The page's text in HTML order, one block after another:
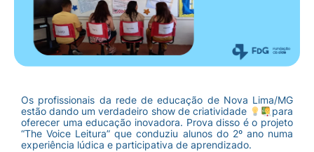
Os profissionais da rede de educação de Nova Lima/MG
estão dando um verdadeiro show de criatividade
para
oferecer uma educação inovadora. Prova disso é o projeto
“The Voice Leitura” que conduziu alunos do 2º ano numa
experiência lúdica e participativa de aprendizado.